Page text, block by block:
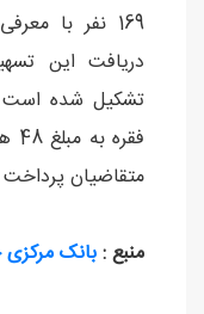
169 نفر با
دریافت این
متقاضیان
منبع :بانک مرکزی